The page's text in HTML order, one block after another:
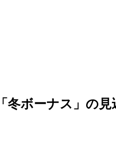
冬ボーナス」の